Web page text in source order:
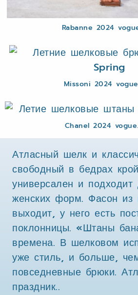
Rabanne 2024
Missoni 2024
Chanel 2024
Атласный шелк и
свободный в бедрах
универсален и
женских форм. Фасон из
выходит, у него есть
поклонницы. «Штаны
времена. В шелковом
уже стиль, и больше,
повседневные брюки.
праздник..